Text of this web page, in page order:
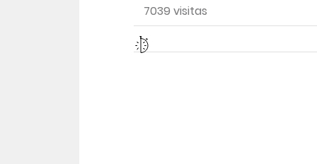
7039 visitas
Dificultad
Tiempo